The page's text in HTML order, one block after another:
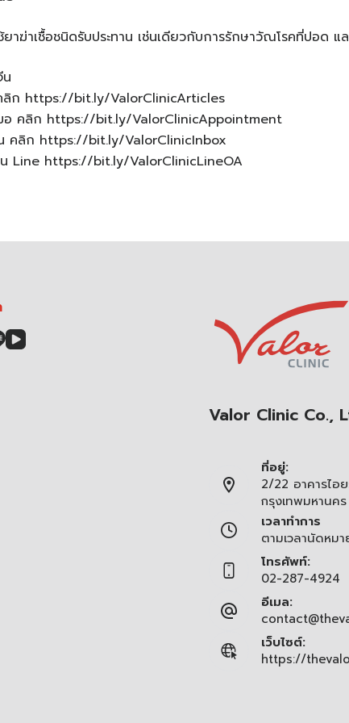
ยาฆ่าเชื้อชนิดรับประทาน เช่นเดียวกับการรักษาวัณโรคที่ปอด แ
ลิก https://bit.ly/ValorClinicArticles
อ คลิก https://bit.ly/ValorClinicAppointment
คลิก https://bit.ly/ValorClinicInbox
น Line https://bit.ly/ValorClinicLineOA
Valor Clinic Co.,
ที่อยู่:
2/22 อาคารไอ
กรุงเทพมหานค
เวลาทำการ
ตามเวลานัดหมา
โทรศัพท์:
02-287-4924
อีเมล:
เว็บไซต์:
https://